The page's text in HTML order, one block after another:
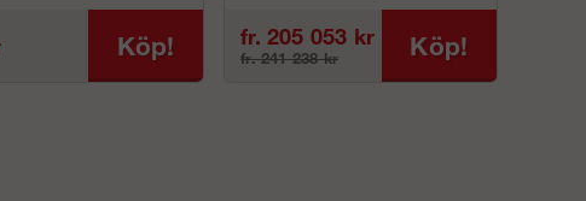
Köp! fr. 205 053 kr
fr. 241 238 kr Köp!